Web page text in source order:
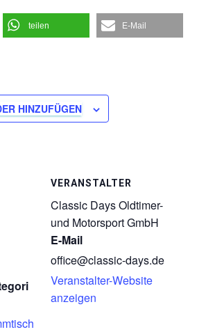
teilen E-Mail
HINZUFÜGEN
VERANSTALTER
Classic Days Oldtimer-
und Motorsport GmbH
E-Mail
office@classic-days.de
Veranstalter-Website
anzeigen